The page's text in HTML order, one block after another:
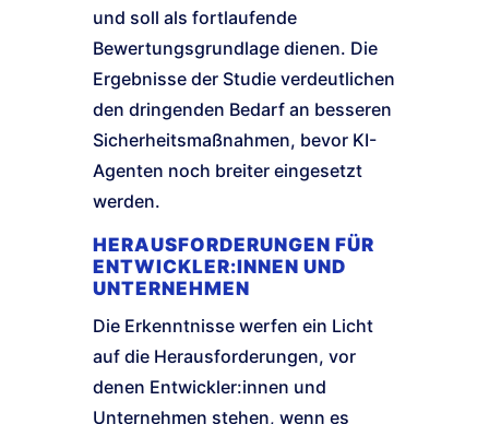
und soll als fortlaufende
Bewertungsgrundlage dienen. Die
Ergebnisse der Studie verdeutlichen
den dringenden Bedarf an besseren
Sicherheitsmaßnahmen, bevor KI-
Agenten noch breiter eingesetzt
werden.
HERAUSFORDERUNGEN FÜR
ENTWICKLER:INNEN UND
UNTERNEHMEN
Die Erkenntnisse werfen ein Licht
auf die Herausforderungen, vor
denen Entwickler:innen und
Unternehmen stehen, wenn es